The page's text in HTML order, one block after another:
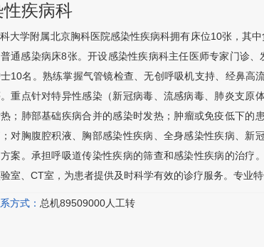
性疾病科
大学附属北京胸科医院感染性疾病科拥有床位10张，其
通感染病床8张。开设感染性疾病科主任医师专家门诊
10名。熟练掌握气管镜检查、无创呼吸机支持、经鼻高
重点针对特异性感染（新冠病毒、流感病毒、肺炎支原
；肺部基础疾病合并的感染时发热；肿瘤或免疫低下的
对胸腹腔积液、胸部感染性疾病、全身感染性疾病、新
案。承担呼吸道传染性疾病的筛查和感染性疾病的治疗
室、CT室，为患者提供及时科学有效的诊疗服务。专业
方式： 总机89509000人工转